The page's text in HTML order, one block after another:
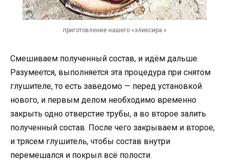
приготовление нашего «эликсира «
Смешиваем полученный состав, и идём дальше.
Разумеется, выполняется эта процедура при снятом
глушителе, то есть заведомо — перед установкой
нового, и первым делом необходимо временно
закрыть одно отверстие трубы, а во второе залить
полученный состав. После чего закрываем и второе,
и трясем глушитель, чтобы состав внутри
перемешался и покрыл всё полости.